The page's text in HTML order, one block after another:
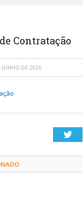
Contratação
JUNHO DE 2026